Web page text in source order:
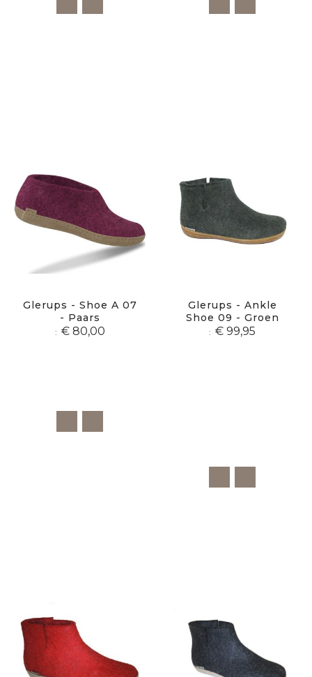
Glerups - Shoe A 07
- Paars
€ 80,00
Glerups - Ankle
Shoe 09 - Groen
€ 99,95